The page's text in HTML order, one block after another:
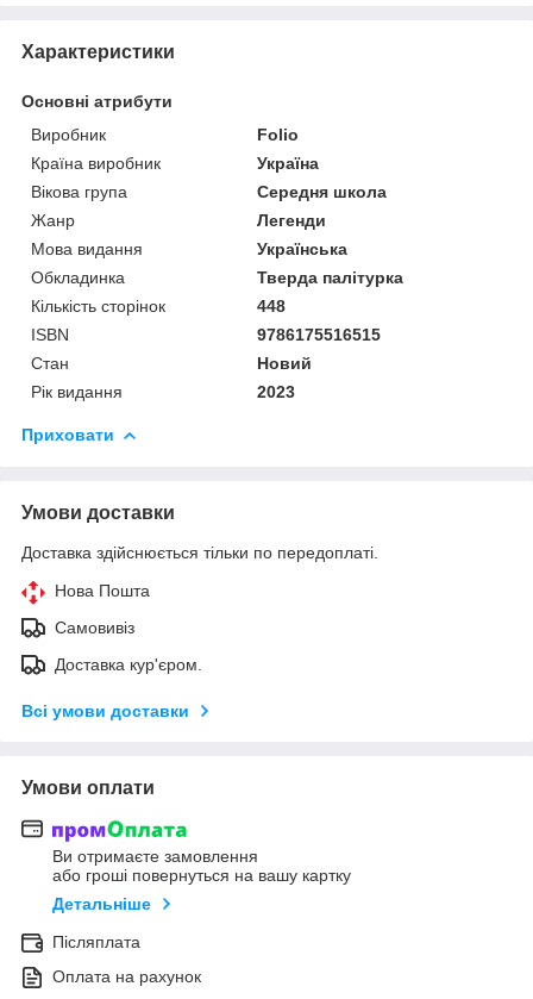
Характеристики
Основні атрибути
Виробник
Folio
Країна виробник
Україна
Вікова група
Середня школа
Жанр
Легенди
Мова видання
Українська
Обкладинка
Тверда палітурка
Кількість сторінок
448
ISBN
9786175516515
Стан
Новий
Рік видання
2023
Приховати
Умови доставки
Доставка здійснюється тільки по передоплаті.
Нова Пошта
Самовивіз
Доставка кур'єром.
Всі умови доставки
Умови оплати
Ви отримаєте замовлення
або гроші повернуться на вашу картку
Детальніше
Післяплата
Оплата на рахунок